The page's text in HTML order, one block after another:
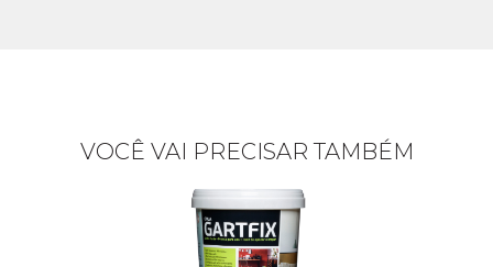
VOCÊ VAI PRECISAR TAMBÉM